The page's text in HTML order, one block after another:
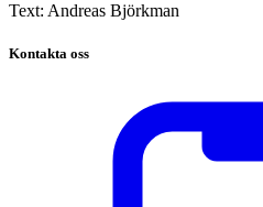
Text: Andreas Björkman
Kontakta oss